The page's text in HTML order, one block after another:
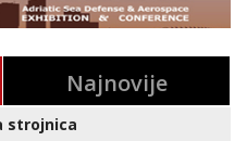
Najnovije
strojnica